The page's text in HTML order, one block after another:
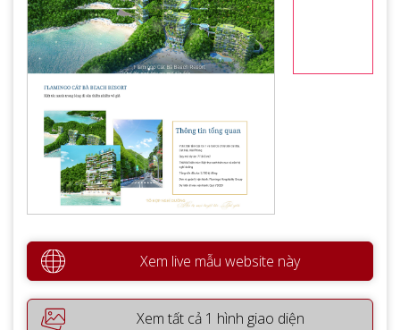
Xem live mẫu website này
Xem tất cả 1 hình giao diện